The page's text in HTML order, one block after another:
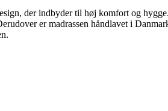
der indbyder til høj komfort og
er madrassen håndlavet i